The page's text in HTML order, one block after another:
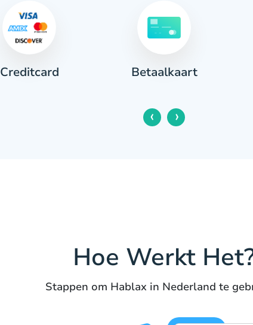
Creditcard Betaalkaart
‹ ›
Hoe Werkt
Stappen om Hablax in Nederland te